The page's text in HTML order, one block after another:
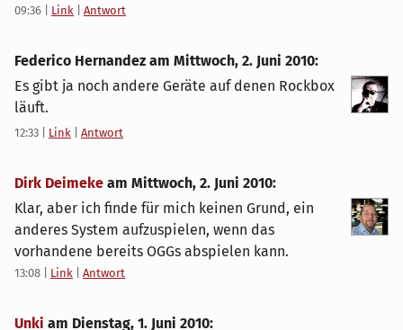
09:36 Link Antwort
Federico Hernandez am Mittwoch, 2. Juni 2010:
Es gibt ja noch andere Geräte auf denen Rockbox
läuft.
12:33 Link Antwort
Dirk Deimeke am Mittwoch, 2. Juni 2010:
Klar, aber ich finde für mich keinen Grund, ein
anderes System aufzuspielen, wenn das
vorhandene bereits OGGs abspielen kann.
13:08 Link Antwort
Unki am Dienstag, 1. Juni 2010: